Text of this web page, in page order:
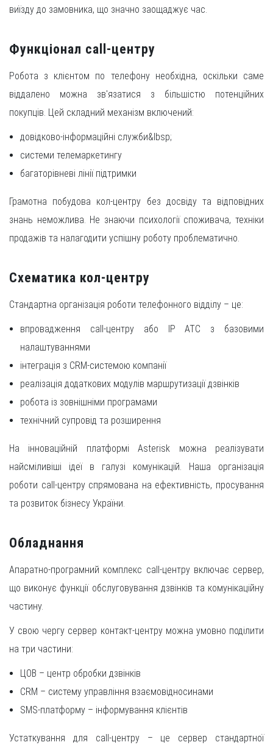
виїзду до замовника, що значно заощаджує час.
Функціонал call-центру
Робота з клієнтом по телефону необхідна, оскільки саме
віддалено можна зв'язатися з більшістю потенційних
покупців. Цей складний механізм включений:
довідково-інформаційні служби&lbsp;
системи телемаркетингу
багаторівневі лінії підтримки
Грамотна побудова кол-центру без досвіду та відповідних
знань неможлива. Не знаючи психології споживача, техніки
продажів та налагодити успішну роботу проблематично.
Схематика кол-центру
Стандартна організація роботи телефонного відділу – це:
впровадження call-центру або IP АТС з базовими
налаштуваннями
інтеграція з CRM-системою компанії
реалізація додаткових модулів маршрутизації дзвінків
робота із зовнішніми програмами
технічний супровід та розширення
На інноваційній платформі Asterisk можна реалізувати
найсміливіші ідеї в галузі комунікацій. Наша організація
роботи call-центру спрямована на ефективність, просування
та розвиток бізнесу України.
Обладнання
Апаратно-програмний комплекс call-центру включає сервер,
що виконує функції обслуговування дзвінків та комунікаційну
частину.
У свою чергу сервер контакт-центру можна умовно поділити
на три частини:
ЦОВ – центр обробки дзвінків
CRM – систему управління взаємовідносинами
SMS-платформу – інформування клієнтів
Устаткування для call-центру – це сервер стандартної